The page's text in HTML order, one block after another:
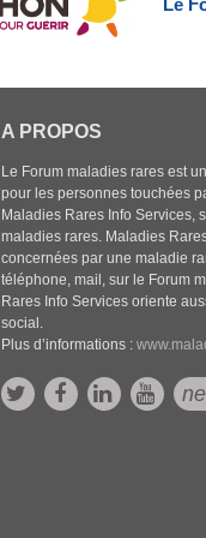
Le
A PROPOS
Le Forum maladies rares est
pour les personnes touchées
Maladies Rares Info Services,
maladies rares. Maladies
concernées par une maladie
téléphone, mail, sur le Forum
Rares Info Services oriente
social.
Plus d’informations :